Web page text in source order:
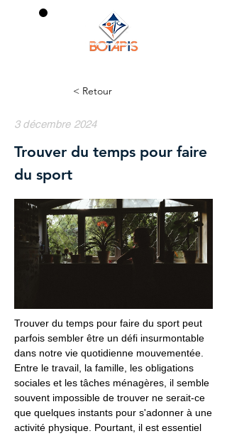
< Retour
3 décembre 2024
Trouver du temps pour faire
du sport
Trouver du temps pour faire du sport peut
parfois sembler être un défi insurmontable
dans notre vie quotidienne mouvementée.
Entre le travail, la famille, les obligations
sociales et les tâches ménagères, il semble
souvent impossible de trouver ne serait-ce
que quelques instants pour s'adonner à une
activité physique. Pourtant, il est essentiel